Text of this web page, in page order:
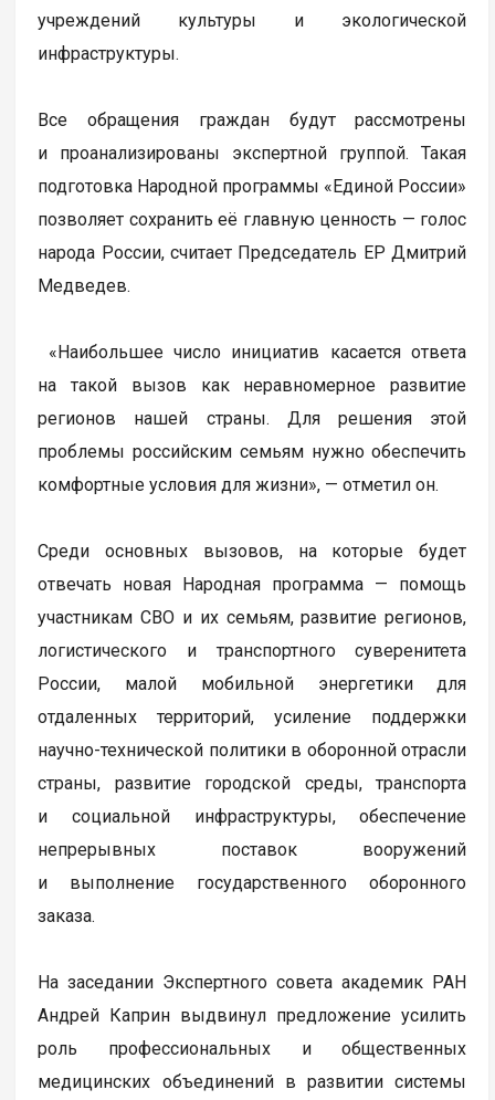
учреждений культуры и экологической
инфраструктуры.
Все обращения граждан будут рассмотрены
и проанализированы экспертной группой. Такая
подготовка Народной программы «Единой России»
позволяет сохранить её главную ценность — голос
народа России, считает Председатель ЕР Дмитрий
Медведев.
«Наибольшее число инициатив касается ответа
на такой вызов как неравномерное развитие
регионов нашей страны. Для решения этой
проблемы российским семьям нужно обеспечить
комфортные условия для жизни», — отметил он.
Среди основных вызовов, на которые будет
отвечать новая Народная программа — помощь
участникам СВО и их семьям, развитие регионов,
логистического и транспортного суверенитета
России, малой мобильной энергетики для
отдаленных территорий, усиление поддержки
научно-технической политики в оборонной отрасли
страны, развитие городской среды, транспорта
и социальной инфраструктуры, обеспечение
непрерывных поставок вооружений
и выполнение государственного оборонного
заказа.
На заседании Экспертного совета академик РАН
Андрей Каприн выдвинул предложение усилить
роль профессиональных и общественных
медицинских объединений в развитии системы